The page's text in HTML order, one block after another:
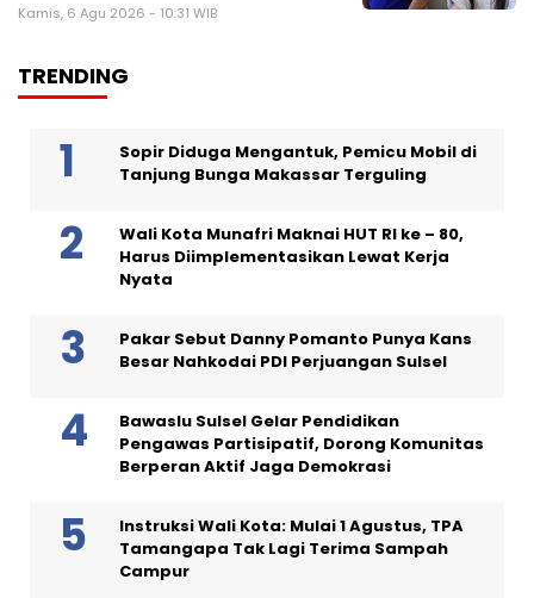
Kamis, 6 Agu 2026 - 10:31 WIB
TRENDING
Sopir Diduga Mengantuk, Pemicu Mobil di
Tanjung Bunga Makassar Terguling
Wali Kota Munafri Maknai HUT RI ke – 80,
Harus Diimplementasikan Lewat Kerja
Nyata
Pakar Sebut Danny Pomanto Punya Kans
Besar Nahkodai PDI Perjuangan Sulsel
Bawaslu Sulsel Gelar Pendidikan
Pengawas Partisipatif, Dorong Komunitas
Berperan Aktif Jaga Demokrasi
Instruksi Wali Kota: Mulai 1 Agustus, TPA
Tamangapa Tak Lagi Terima Sampah
Campur